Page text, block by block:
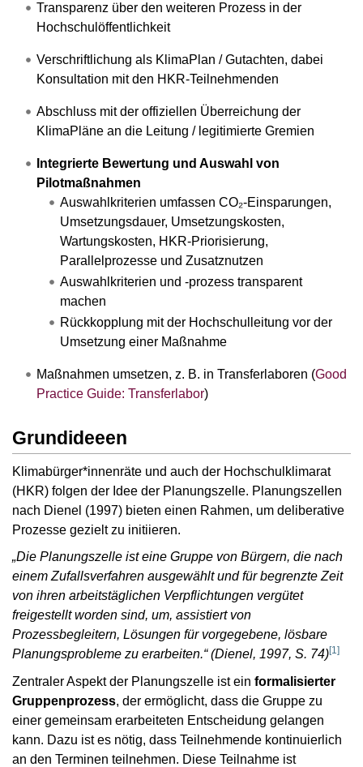
Transparenz über den weiteren Prozess in der
Hochschulöffentlichkeit
Verschriftlichung als KlimaPlan / Gutachten, dabei
Konsultation mit den HKR-Teilnehmenden
Abschluss mit der offiziellen Überreichung der
KlimaPläne an die Leitung / legitimierte Gremien
Integrierte Bewertung und Auswahl von
Pilotmaßnahmen
Auswahlkriterien umfassen CO₂-Einsparungen,
Umsetzungsdauer, Umsetzungskosten,
Wartungskosten, HKR-Priorisierung,
Parallelprozesse und Zusatznutzen
Auswahlkriterien und -prozess transparent
machen
Rückkopplung mit der Hochschulleitung vor der
Umsetzung einer Maßnahme
Maßnahmen umsetzen, z. B. in Transferlaboren (Good
Practice Guide: Transferlabor)
Grundideeen
Klimabürger*innenräte und auch der Hochschulklimarat
(HKR) folgen der Idee der Planungszelle. Planungszellen
nach Dienel (1997) bieten einen Rahmen, um deliberative
Prozesse gezielt zu initiieren.
„Die Planungszelle ist eine Gruppe von Bürgern, die nach
einem Zufallsverfahren ausgewählt und für begrenzte Zeit
von ihren arbeitstäglichen Verpflichtungen vergütet
freigestellt worden sind, um, assistiert von
Prozessbegleitern, Lösungen für vorgegebene, lösbare
Planungsprobleme zu erarbeiten.“ (Dienel, 1997, S. 74)[1]
Zentraler Aspekt der Planungszelle ist ein formalisierter
Gruppenprozess, der ermöglicht, dass die Gruppe zu
einer gemeinsam erarbeiteten Entscheidung gelangen
kann. Dazu ist es nötig, dass Teilnehmende kontinuierlich
an den Terminen teilnehmen. Diese Teilnahme ist